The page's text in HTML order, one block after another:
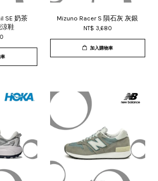
SE 奶茶
鞋
Mizuno Racer S 隕石灰 灰銀
NT$ 3,680
加入購物車